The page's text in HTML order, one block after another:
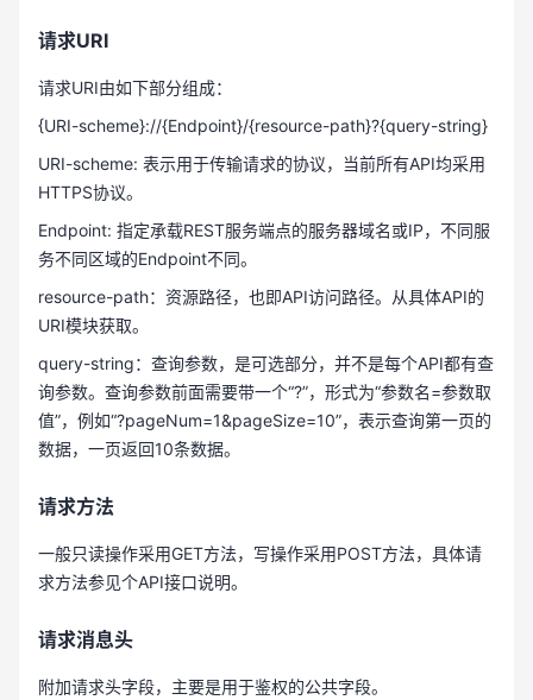
请求URI
请求URI由如下部分组成：
{URI-scheme}://{Endpoint}/{resource-path}?{query-string}
URI-scheme: 表示用于传输请求的协议，当前所有API均采用
HTTPS协议。
Endpoint: 指定承载REST服务端点的服务器域名或IP，不同服
务不同区域的Endpoint不同。
resource-path：资源路径，也即API访问路径。从具体API的
URI模块获取。
query-string：查询参数，是可选部分，并不是每个API都有查
询参数。查询参数前面需要带一个“?”，形式为“参数名=参数取
值”，例如“?pageNum=1&pageSize=10”，表示查询第一页的
数据，一页返回10条数据。
请求方法
一般只读操作采用GET方法，写操作采用POST方法，具体请
求方法参见个API接口说明。
请求消息头
附加请求头字段，主要是用于鉴权的公共字段。